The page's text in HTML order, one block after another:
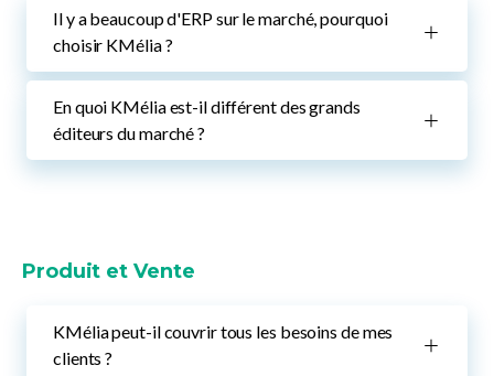
Il y a beaucoup d'ERP sur le marché, pourquoi
choisir KMélia ?
En quoi KMélia est-il différent des grands
éditeurs du marché ?
Produit et Vente
KMélia peut-il couvrir tous les besoins de mes
clients ?